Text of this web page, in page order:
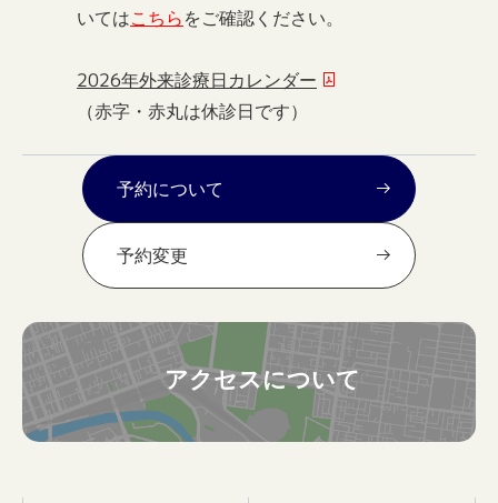
いてはこちらをご確認ください。
2026年外来診療日カレンダー
（赤字・赤丸は休診日です）
予約について
予約変更
アクセスについて